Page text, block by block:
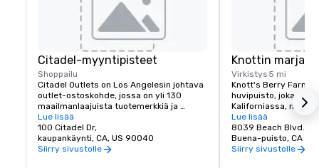
Citadel-myyntipisteet
Shoppailu
Citadel Outlets on Los Angelesin johtava
outlet-ostoskohde, jossa on yli 130
maailmanlaajuista tuotemerkkiä ja
ravintolaa. Sijaitsee vain muutaman
minuutin päässä LA: n keskustasta, LAX:
sta ja Etelä-Kalifornian nähtävyyksistä.
Tässä keskuksessa on joukko
Lue lisää
100 Citadel Dr,
kaupankäynti, CA, US 90040
Siirry sivustolle
Knottin
Virkistys 5 mi
Knott's Berry Farm
huvipuisto, joka
Kaliforniassa, noin
Anaheimista. Se
perheomisteisena
nähtävyyksistään,
jännitysretket,
Lue lisää
8039 Beach Blvd.
Buena-puisto, CA
Siirry sivustolle